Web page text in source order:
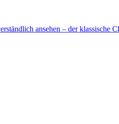
ansehen – der klassische